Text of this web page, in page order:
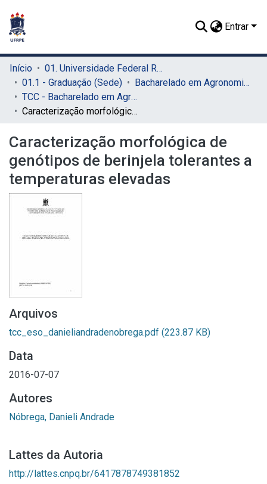
Entrar
Início
01. Universidade Federal Rural de Pernambuco - UFRPE (Sede)
01.1 - Graduação (Sede)
Bacharelado em Agronomia (Sede)
TCC - Bacharelado em Agronomia (Sede)
Caracterização morfológica de genótipos de berinjela tolerantes a temperaturas elevadas
Caracterização morfológica de
genótipos de berinjela tolerantes a
temperaturas elevadas
Arquivos
tcc_eso_danieliandradenobrega.pdf (223.87 KB)
Data
2016-07-07
Autores
Nóbrega, Danieli Andrade
Lattes da Autoria
http://lattes.cnpq.br/6417878749381852